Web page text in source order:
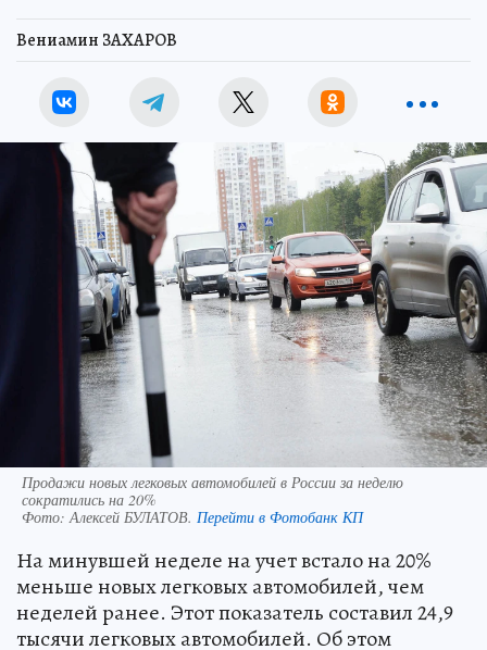
Вениамин ЗАХАРОВ
Продажи новых легковых автомобилей в России за неделю
сократились на 20%
Фото: Алексей БУЛАТОВ. Перейти в Фотобанк КП
На минувшей неделе на учет встало на 20%
меньше новых легковых автомобилей, чем
неделей ранее. Этот показатель составил 24,9
тысячи легковых автомобилей. Об этом